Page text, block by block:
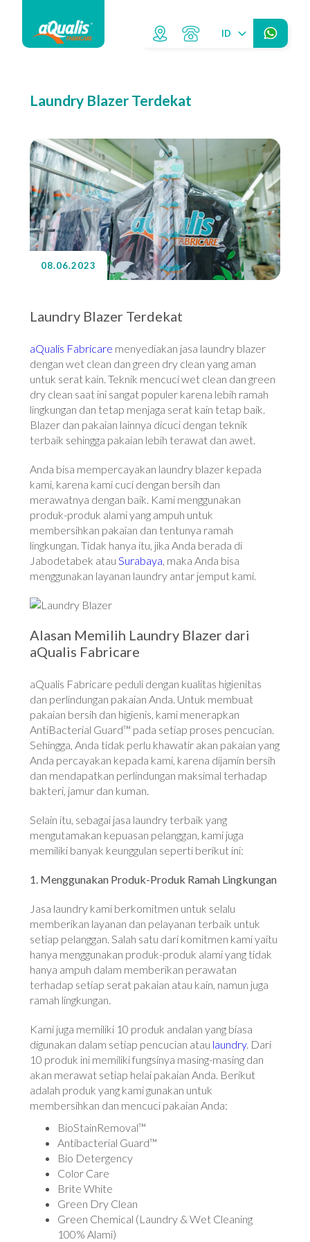
ID
Laundry Blazer Terdekat
08.06.2023
Laundry Blazer Terdekat
aQualis Fabricare menyediakan jasa laundry blazer
dengan wet clean dan green dry clean yang aman
untuk serat kain. Teknik mencuci wet clean dan green
dry clean saat ini sangat populer karena lebih ramah
lingkungan dan tetap menjaga serat kain tetap baik.
Blazer dan pakaian lainnya dicuci dengan teknik
terbaik sehingga pakaian lebih terawat dan awet.
Anda bisa mempercayakan laundry blazer kepada
kami, karena kami cuci dengan bersih dan
merawatnya dengan baik. Kami menggunakan
produk-produk alami yang ampuh untuk
membersihkan pakaian dan tentunya ramah
lingkungan. Tidak hanya itu, jika Anda berada di
Jabodetabek atau Surabaya , maka Anda bisa
menggunakan layanan laundry antar jemput kami.
Alasan Memilih Laundry Blazer dari
aQualis Fabricare
aQualis Fabricare peduli dengan kualitas higienitas
dan perlindungan pakaian Anda. Untuk membuat
pakaian bersih dan higienis, kami menerapkan
AntiBacterial Guard™ pada setiap proses pencucian.
Sehingga, Anda tidak perlu khawatir akan pakaian yang
Anda percayakan kepada kami, karena dijamin bersih
dan mendapatkan perlindungan maksimal terhadap
bakteri, jamur dan kuman.
Selain itu, sebagai jasa laundry terbaik yang
mengutamakan kepuasan pelanggan, kami juga
memiliki banyak keunggulan seperti berikut ini:
1. Menggunakan Produk-Produk Ramah Lingkungan
Jasa laundry kami berkomitmen untuk selalu
memberikan layanan dan pelayanan terbaik untuk
setiap pelanggan. Salah satu dari komitmen kami yaitu
hanya menggunakan produk-produk alami yang tidak
hanya ampuh dalam memberikan perawatan
terhadap setiap serat pakaian atau kain, namun juga
ramah lingkungan.
Kami juga memiliki 10 produk andalan yang biasa
digunakan dalam setiap pencucian atau laundry. Dari
10 produk ini memiliki fungsinya masing-masing dan
akan merawat setiap helai pakaian Anda. Berikut
adalah produk yang kami gunakan untuk
membersihkan dan mencuci pakaian Anda:
BioStainRemoval™
Antibacterial Guard™
Bio Detergency
Color Care
Brite White
Green Dry Clean
Green Chemical (Laundry & Wet Cleaning
100% Alami)